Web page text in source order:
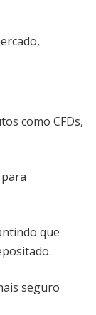
como CFDs,
que
seguro